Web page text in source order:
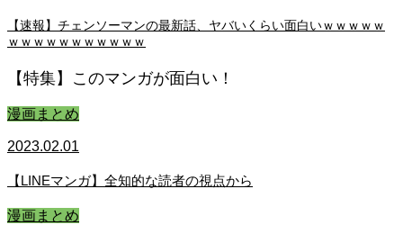
【速報】チェンソーマンの最新話、ヤバいくらい面白いｗｗｗｗｗ
ｗｗｗｗｗｗｗｗｗｗｗ
【特集】このマンガが面白い！
漫画まとめ
2023.02.01
【LINEマンガ】全知的な読者の視点から
漫画まとめ